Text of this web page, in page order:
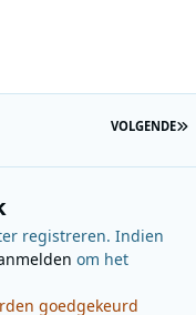
VOLGENDE
registreren. Indien
om het
goedgekeurd